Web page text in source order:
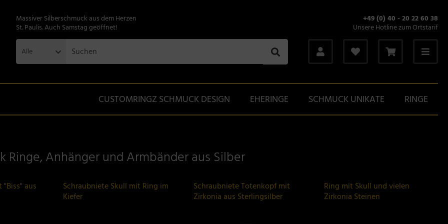
Massiver Silberschmuck aus dem Herzen
St. Paulis. Auch Samstag geöffnet!
+49 (0) 40 - 20 22 60 38
Unsere Hotline zum Ortstarif
Alle
CUSTOMRINGZ SCHMUCK DESIGN EHERINGE SCHMUCK UNIKATE RINGE
Ringe, Anhänger und Armbänder aus Silber
aus
Schraubniete Skull mit Ring im
Kiefer
Schraubniete Totenkopf mit
Zirkonia aus Sterlingsilber
Ring mit Skull und vielen
Zirkonia Steinen